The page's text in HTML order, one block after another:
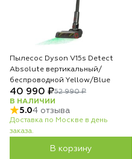
Пылесос Dyson V15s Detect
Absolute вертикальный/
беспроводной Yellow/Blue
40 990 ₽52 990 ₽
В НАЛИЧИИ
5.04 отзыва
Доставка по Москве в день
заказа.
В корзину